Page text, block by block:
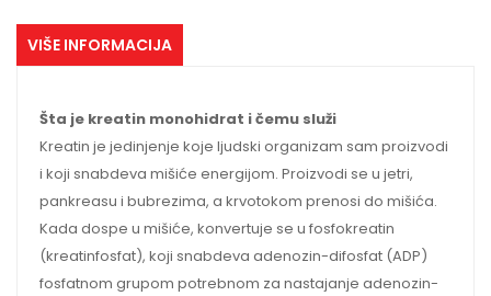
VIŠE INFORMACIJA
Šta je kreatin monohidrat i čemu služi
Kreatin je jedinjenje koje ljudski organizam sam proizvodi
i koji snabdeva mišiće energijom. Proizvodi se u jetri,
pankreasu i bubrezima, a krvotokom prenosi do mišića.
Kada dospe u mišiće, konvertuje se u fosfokreatin
(kreatinfosfat), koji snabdeva adenozin-difosfat (ADP)
fosfatnom grupom potrebnom za nastajanje adenozin-